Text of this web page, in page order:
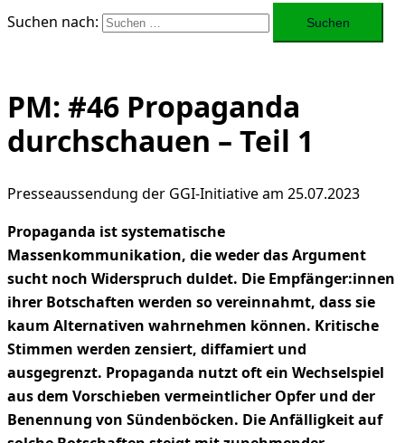
Suchen nach:
PM: #46 Propaganda
durchschauen – Teil 1
Presseaussendung der GGI-Initiative am 25.07.2023
Propaganda ist systematische
Massenkommunikation, die weder das Argument
sucht noch Widerspruch duldet. Die Empfänger:innen
ihrer Botschaften werden so vereinnahmt, dass sie
kaum Alternativen wahrnehmen können. Kritische
Stimmen werden zensiert, diffamiert und
ausgegrenzt. Propaganda nutzt oft ein Wechselspiel
aus dem Vorschieben vermeintlicher Opfer und der
Benennung von Sündenböcken. Die Anfälligkeit auf